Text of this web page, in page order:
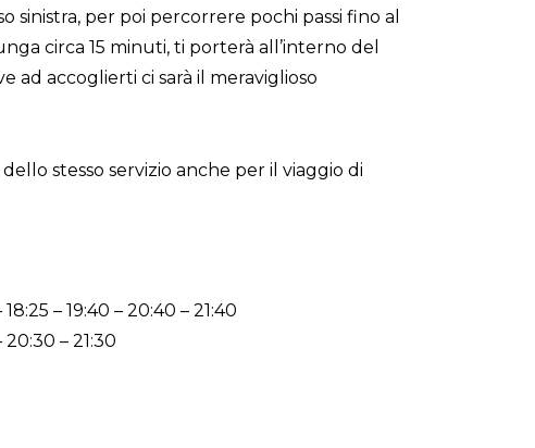
sinistra, per poi percorrere pochi passi fino al
circa 15 minuti, ti porterà all’interno del
ad accoglierti ci sarà il meraviglioso
stesso servizio anche per il viaggio di
18:25 – 19:40 – 20:40 – 21:40
20:30 – 21:30